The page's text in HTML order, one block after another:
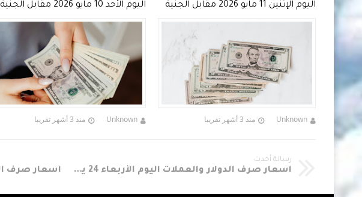
2026 مقابل الجنية
اليوم الإثنين 11 مايو 2026 مقابل الجنية
Unknown منذ 3 أشهر تقريبا
اليوم الأحد 10 مايو 2026 مقابل الجنية
Unknown منذ 3 أشهر تقريبا
رسالة أحدث
أسعار صرف الدولار والعملات اليوم الأربعاء 24 يناير 2018 في السوق الموازي مقابل الجنية السوداني Sudania 23 Currency Exchange Rates In Sudan